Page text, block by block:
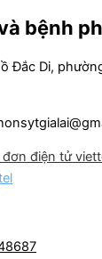
bệnh
Đắc Di,
đơn điện tử